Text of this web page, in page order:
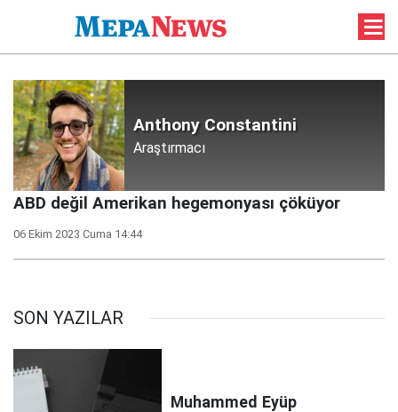
Anthony Constantini
Araştırmacı
ABD değil Amerikan hegemonyası çöküyor
06 Ekim 2023 Cuma 14:44
SON YAZILAR
Muhammed Eyüp